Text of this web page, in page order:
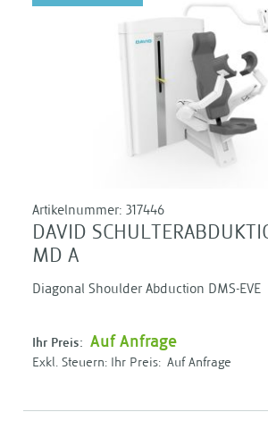
Artikelnummer: 317446
DAVID
MD A
Diagonal Shoulder Abduction DMS-EVE
Ihr Preis: Auf Anfrage
Ihr Preis: Auf Anfrage